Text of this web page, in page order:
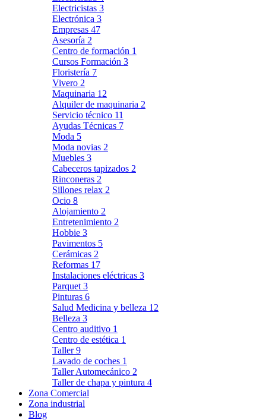
Electricistas 3
Electrónica 3
Empresas 47
Asesoría 2
Centro de formación 1
Cursos Formación 3
Floristería 7
Vivero 2
Maquinaria 12
Alquiler de maquinaria 2
Servicio técnico 11
Ayudas Técnicas 7
Moda 5
Moda novias 2
Muebles 3
Cabeceros tapizados 2
Rinconeras 2
Sillones relax 2
Ocio 8
Alojamiento 2
Entretenimiento 2
Hobbie 3
Pavimentos 5
Cerámicas 2
Reformas 17
Instalaciones eléctricas 3
Parquet 3
Pinturas 6
Salud Medicina y belleza 12
Belleza 3
Centro auditivo 1
Centro de estética 1
Taller9
Lavado de coches 1
Taller Automecánico 2
Taller de chapa y pintura 4
Zona Comercial
Zona industrial
Blog